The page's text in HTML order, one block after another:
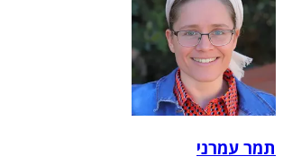
תמר עמרני